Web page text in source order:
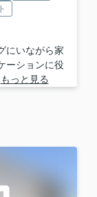
にいながら家
ーションに役
もっと見る